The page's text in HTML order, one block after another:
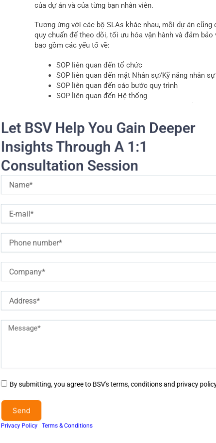
của dự án và của từng bạn nhân viên.
Tương ứng với các bộ SLAs khác nhau, mỗi dự án
quy chuẩn để theo dõi, tối ưu hóa vận hành và đảm
bao gồm các yếu tố về:
SOP liên quan đến tổ chức
SOP liên quan đến mặt Nhân sự/Kỹ năng nhân sự
SOP liên quan đến các bước quy trình
SOP liên quan đến Hệ thống
Một mẫu quy trình
Tiêu chí KPI sẽ được xây dựng theo từng đội nhóm
của từng đội nhóm. Hàng tuần, hàng tháng, hàng quý,
nghiệm. Từ các real-time report chuyên biệt, và sự
có các phương thức cải thiện hiệu quả và tối ưu hóa chi
Chúng tôi có hệ thống real-time report, weekly/
Bí quyết đạt SLA 99% trong
Chú trọng vào sự chuyên
Thấu hiểu painpoint của các doanh nghiệp trong việc
Bellsystem24 Vietnam đều được “may đo riêng” cho
Bellsystem24 Vietnam luôn đảm bảo sự
Ví dụ về 1 sơ đồ quản trị chất lượng theo giai đoạn tại
Giai đoạn 1 là giai đoạn chuyển giao, triển khai vận
được chuyển sang giai đoạn 2, là giai đoạn cải thiện
Let BSV Help You Gain Deeper
Insights Through A 1:1
Consultation Session
Name
Phone
Company
Address
Description
Agree
terms
&
conditions
By submitting, you agree to BSV's terms, conditions and privacy
Send
Privacy PolicyI Terms & Conditions